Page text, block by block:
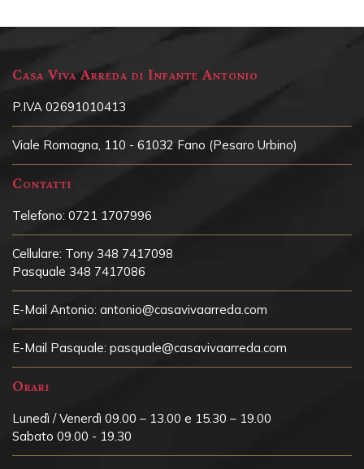
Casa Viva Arreda di Infante Antonio
P.IVA 02691010413
Viale Romagna, 110 - 61032 Fano (Pesaro Urbino)
Contatti
Telefono: 0721 1707996
Cellulare: Tony 348 7417098
Pasquale 348 7417086
E-Mail Antonio: antonio@casavivaarreda.com
E-Mail Pasquale: pasquale@casavivaarreda.com
Orari
Lunedì / Venerdì 09.00 – 13.00 e 15.30 – 19.00
Sabato 09.00 - 19.30